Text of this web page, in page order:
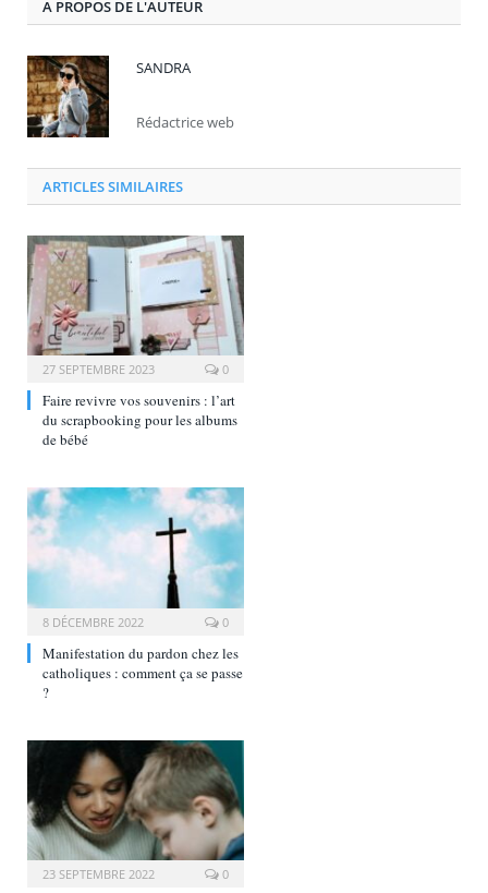
A PROPOS DE L'AUTEUR
SANDRA
Rédactrice web
ARTICLES SIMILAIRES
27 SEPTEMBRE 2023 0
Faire revivre vos souvenirs : l’art
du scrapbooking pour les albums
de bébé
8 DÉCEMBRE 2022 0
Manifestation du pardon chez les
catholiques : comment ça se passe
?
23 SEPTEMBRE 2022 0